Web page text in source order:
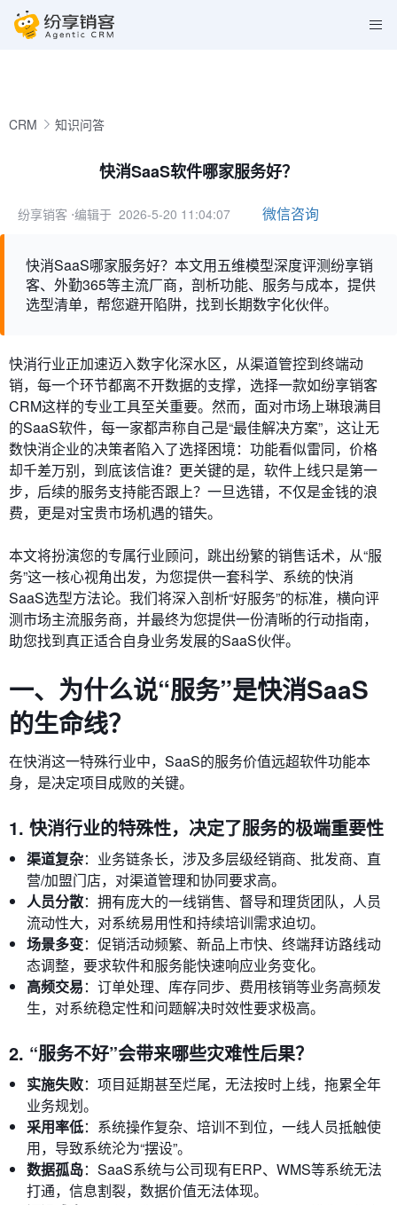
CRM 知识问答
快消SaaS软件哪家服务好？
纷享销客 ⋅编辑于 2026-5-20 11:04:07 微信咨询
快消SaaS哪家服务好？本文用五维模型深度评测纷享销
客、外勤365等主流厂商，剖析功能、服务与成本，提供
选型清单，帮您避开陷阱，找到长期数字化伙伴。
快消行业正加速迈入数字化深水区，从渠道管控到终端动
销，每一个环节都离不开数据的支撑，选择一款如纷享销客
CRM这样的专业工具至关重要。然而，面对市场上琳琅满目
的SaaS软件，每一家都声称自己是“最佳解决方案”，这让无
数快消企业的决策者陷入了选择困境：功能看似雷同，价格
却千差万别，到底该信谁？更关键的是，软件上线只是第一
步，后续的服务支持能否跟上？一旦选错，不仅是金钱的浪
费，更是对宝贵市场机遇的错失。
本文将扮演您的专属行业顾问，跳出纷繁的销售话术，从“服
务”这一核心视角出发，为您提供一套科学、系统的快消
SaaS选型方法论。我们将深入剖析“好服务”的标准，横向评
测市场主流服务商，并最终为您提供一份清晰的行动指南，
助您找到真正适合自身业务发展的SaaS伙伴。
一、为什么说“服务”是快消SaaS
的生命线？
在快消这一特殊行业中，SaaS的服务价值远超软件功能本
身，是决定项目成败的关键。
1. 快消行业的特殊性，决定了服务的极端重要性
渠道复杂：业务链条长，涉及多层级经销商、批发商、直
营/加盟门店，对渠道管理和协同要求高。
人员分散：拥有庞大的一线销售、督导和理货团队，人员
流动性大，对系统易用性和持续培训需求迫切。
场景多变：促销活动频繁、新品上市快、终端拜访路线动
态调整，要求软件和服务能快速响应业务变化。
高频交易：订单处理、库存同步、费用核销等业务高频发
生，对系统稳定性和问题解决时效性要求极高。
2. “服务不好”会带来哪些灾难性后果？
实施失败：项目延期甚至烂尾，无法按时上线，拖累全年
业务规划。
采用率低：系统操作复杂、培训不到位，一线人员抵触使
用，导致系统沦为“摆设”。
数据孤岛：SaaS系统与公司现有ERP、WMS等系统无法
打通，信息割裂，数据价值无法体现。